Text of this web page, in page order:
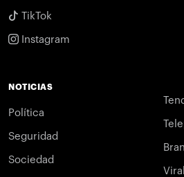
TikTok
Instagram
NOTICIAS
Política
Seguridad
Sociedad